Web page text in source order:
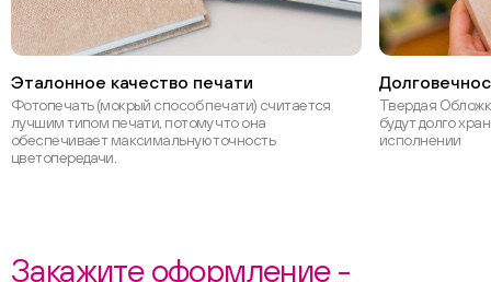
Эталонное качество печати
Фотопечать (мокрый способ печати) считается
лучшим типом печати, потому что она
обеспечивает максимальную точность
цветопередачи.
Твердая
будут долго
исполнении
Закажите оформление -